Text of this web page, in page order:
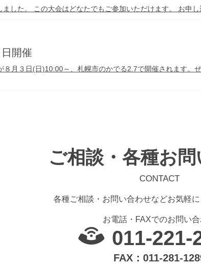
した。 この大会はどなたでもご参加いただけます。 お申
開催
８月３日(日)10:00～、札幌市のかでる2.7で開催されます。
ご相談・各種お
CONTACT
各種ご相談・お問い合わせなどお気軽に
お電話・FAXでのお問い
011-221-
FAX：011-281-